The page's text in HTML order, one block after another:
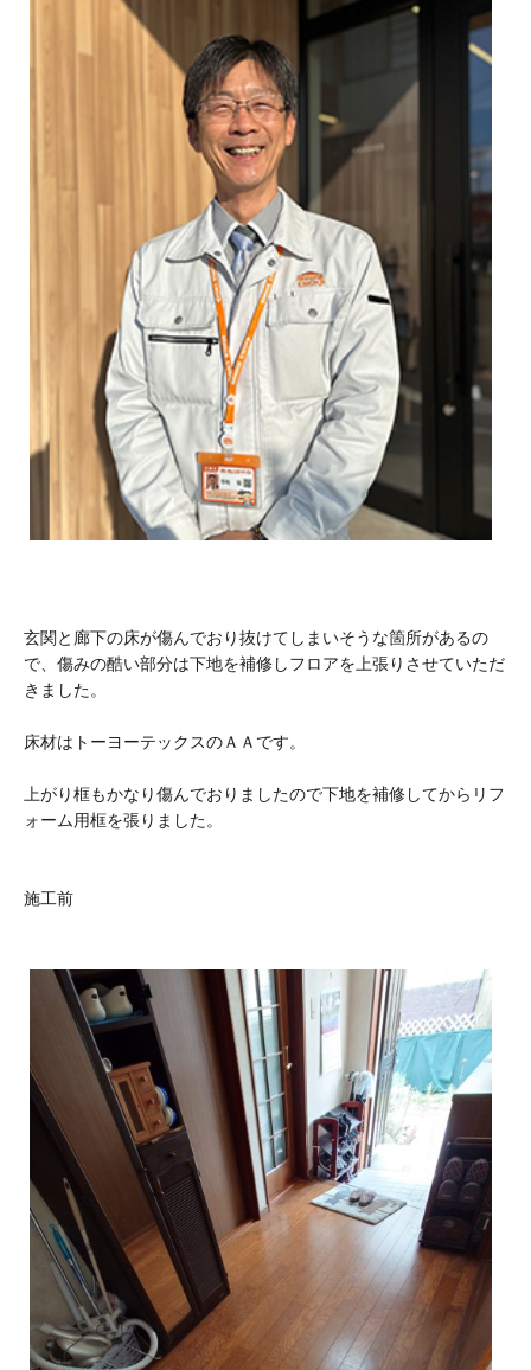
玄関と廊下の床が傷んでおり抜けてしまいそうな箇所があるの
で、傷みの酷い部分は下地を補修しフロアを上張りさせていただ
きました。
床材はトーヨーテックスのＡＡです。
上がり框もかなり傷んでおりましたので下地を補修してからリフ
ォーム用框を張りました。
施工前